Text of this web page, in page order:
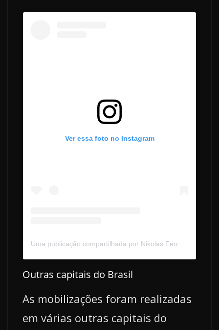
Ver essa foto no Instagram
Uma publicação compartilhada por Nikolas Ferreira (@nikolasferreiradm)
Outras capitais do Brasil
As mobilizações foram realizadas
em várias outras capitais do